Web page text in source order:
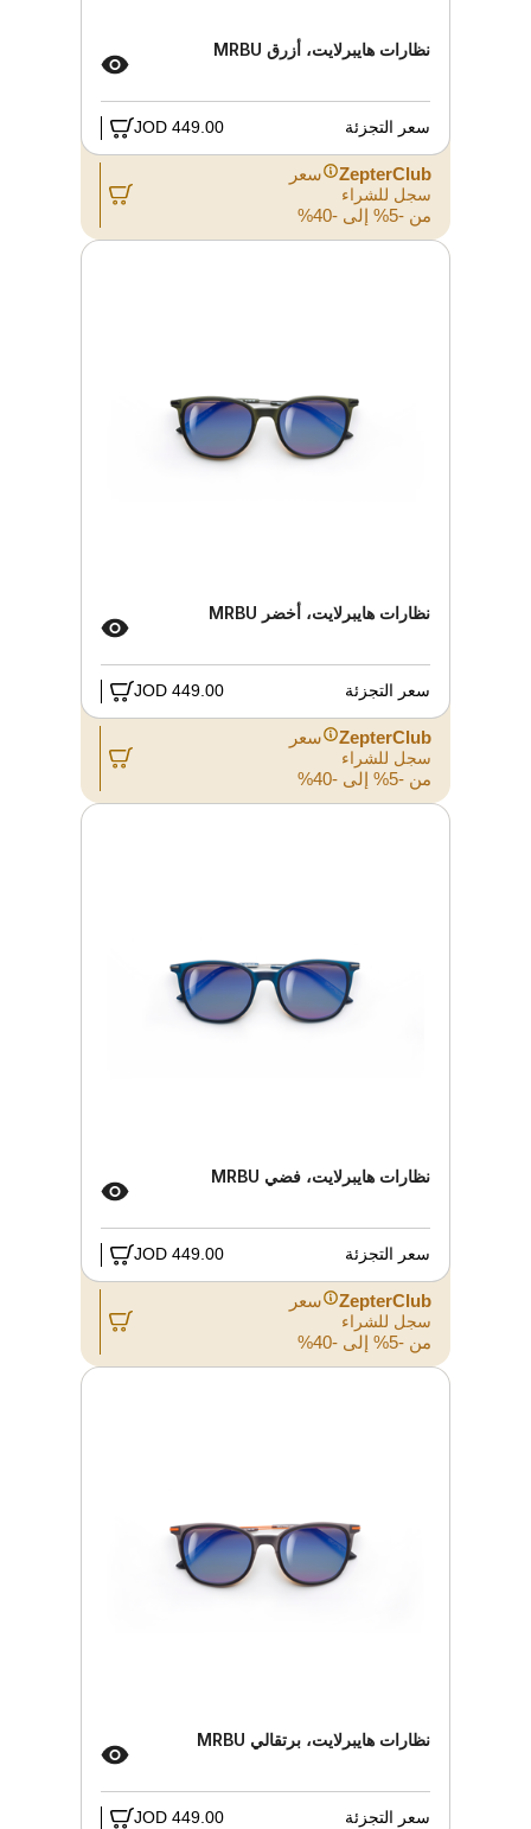
نظارات هايبرلايت، أزرق MRBU
سعر التجزئة 449.00 JOD
ZepterClub سعر
سجل للشراء
من -5% إلى -40%
نظارات هايبرلايت، أخضر MRBU
سعر التجزئة 449.00 JOD
ZepterClub سعر
سجل للشراء
من -5% إلى -40%
نظارات هايبرلايت، فضي MRBU
سعر التجزئة 449.00 JOD
ZepterClub سعر
سجل للشراء
من -5% إلى -40%
نظارات هايبرلايت، برتقالي MRBU
سعر التجزئة 449.00 JOD